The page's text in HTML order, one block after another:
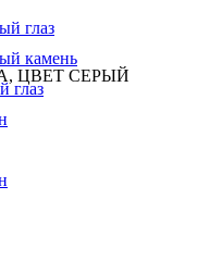
глаз
камень
глаз
ЦВЕТ СЕРЫЙ